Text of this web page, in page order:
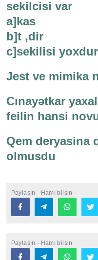
sekilcisi var
a]kas
b]t ,dir
c]sekilisi yoxdur
Jest ve mimika
Cınayətkar
feilin hansi
Qem deryasina
olmusdu
Paylaşın - Hamı bilsin
Paylaşın - Hamı bilsin